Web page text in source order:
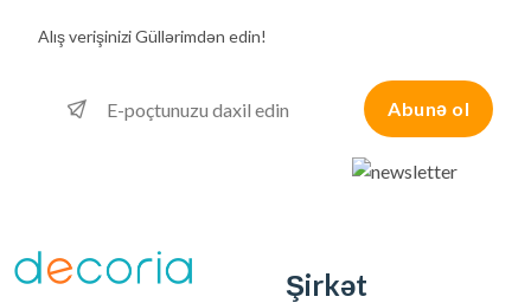
Alış verişiniziGüllərimdən edin!
Abunə ol
Şirkət